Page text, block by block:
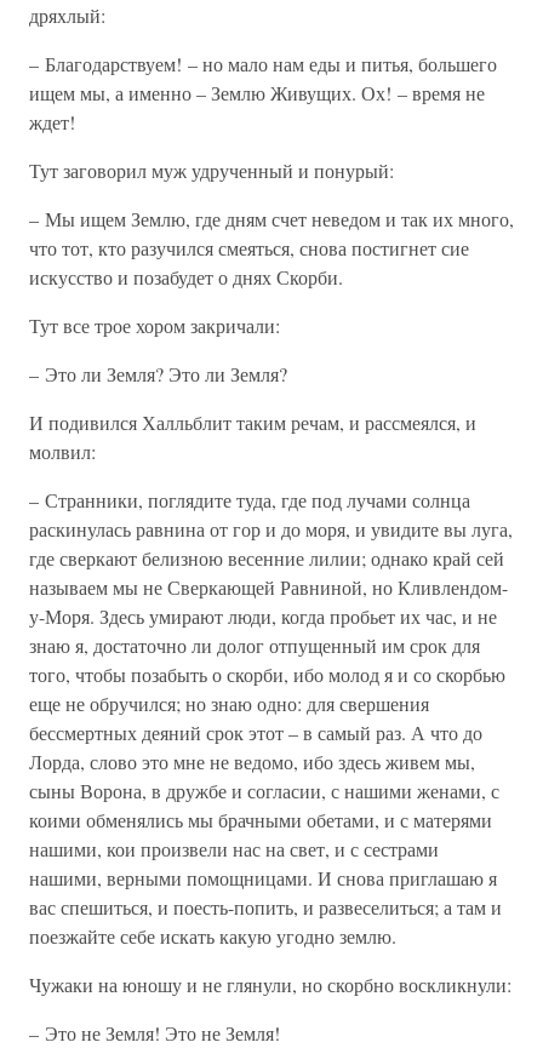
дряхлый:
– Благодарствуем! – но мало нам еды и питья, большего
ищем мы, а именно – Землю Живущих. Ох! – время не
ждет!
Тут заговорил муж удрученный и понурый:
– Мы ищем Землю, где дням счет неведом и так их много,
что тот, кто разучился смеяться, снова постигнет сие
искусство и позабудет о днях Скорби.
Тут все трое хором закричали:
– Это ли Земля? Это ли Земля?
И подивился Халльблит таким речам, и рассмеялся, и
молвил:
– Странники, поглядите туда, где под лучами солнца
раскинулась равнина от гор и до моря, и увидите вы луга,
где сверкают белизною весенние лилии; однако край сей
называем мы не Сверкающей Равниной, но Кливлендом-
у-Моря. Здесь умирают люди, когда пробьет их час, и не
знаю я, достаточно ли долог отпущенный им срок для
того, чтобы позабыть о скорби, ибо молод я и со скорбью
еще не обручился; но знаю одно: для свершения
бессмертных деяний срок этот – в самый раз. А что до
Лорда, слово это мне не ведомо, ибо здесь живем мы,
сыны Ворона, в дружбе и согласии, с нашими женами, с
коими обменялись мы брачными обетами, и с матерями
нашими, кои произвели нас на свет, и с сестрами
нашими, верными помощницами. И снова приглашаю я
вас спешиться, и поесть-попить, и развеселиться; а там и
поезжайте себе искать какую угодно землю.
Чужаки на юношу и не глянули, но скорбно воскликнули:
– Это не Земля! Это не Земля!